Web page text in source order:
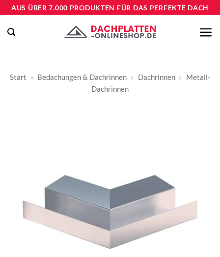
Zum
springen
AUS ÜBER 7.000 PRODUKTEN FÜR DAS PERFEKTE DACH
Start » Bedachungen & Dachrinnen » Dachrinnen » Metall-
Dachrinnen